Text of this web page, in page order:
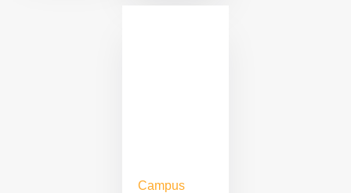
Campus